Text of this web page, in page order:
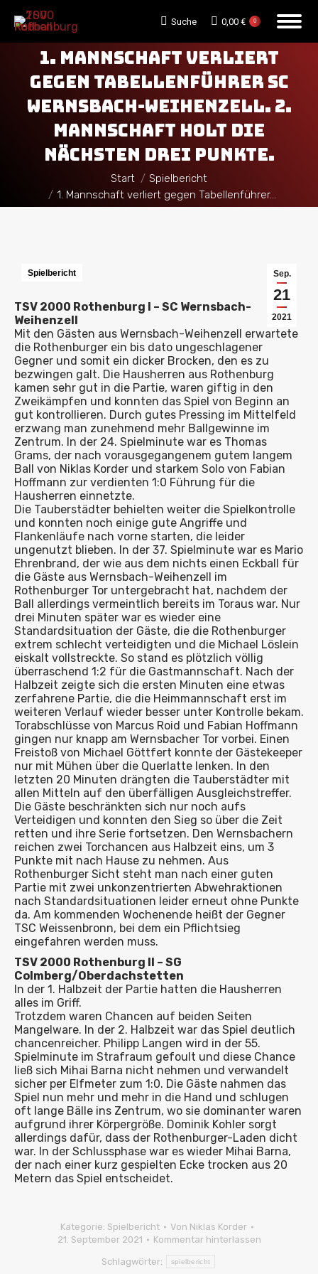
Search:
Suche 0,00 € 0
1. MANNSCHAFT VERLIERT
GEGEN TABELLENFÜHRER SC
WERNSBACH-WEIHENZELL. 2.
MANNSCHAFT HOLT DIE
NÄCHSTEN DREI PUNKTE.
Sie befinden sich hier:
Start
Spielbericht
1. Mannschaft verliert gegen Tabellenführer…
Sep.
21
2021
Spielbericht
TSV 2000 Rothenburg I – SC Wernsbach-
Weihenzell
Mit den Gästen aus Wernsbach-Weihenzell erwartete
die Rothenburger ein bis dato ungeschlagener
Gegner und somit ein dicker Brocken, den es zu
bezwingen galt. Die Hausherren aus Rothenburg
kamen sehr gut in die Partie, waren giftig in den
Zweikämpfen und konnten das Spiel von Beginn an
gut kontrollieren. Durch gutes Pressing im Mittelfeld
erzwang man zunehmend mehr Ballgewinne im
Zentrum. In der 24. Spielminute war es Thomas
Grams, der nach vorausgegangenem gutem langem
Ball von Niklas Korder und starkem Solo von Fabian
Hoffmann zur verdienten 1:0 Führung für die
Hausherren einnetzte.
Die Tauberstädter behielten weiter die Spielkontrolle
und konnten noch einige gute Angriffe und
Flankenläufe nach vorne starten, die leider
ungenutzt blieben. In der 37. Spielminute war es Mario
Ehrenbrand, der wie aus dem nichts einen Eckball für
die Gäste aus Wernsbach-Weihenzell im
Rothenburger Tor untergebracht hat, nachdem der
Ball allerdings vermeintlich bereits im Toraus war. Nur
drei Minuten später war es wieder eine
Standardsituation der Gäste, die die Rothenburger
extrem schlecht verteidigten und die Michael Löslein
eiskalt vollstreckte. So stand es plötzlich völlig
überraschend 1:2 für die Gastmannschaft. Nach der
Halbzeit zeigte sich die ersten Minuten eine etwas
zerfahrene Partie, die die Heimmannschaft erst im
weiteren Verlauf wieder besser unter Kontrolle bekam.
Torabschlüsse von Marcus Roid und Fabian Hoffmann
gingen nur knapp am Wernsbacher Tor vorbei. Einen
Freistoß von Michael Göttfert konnte der Gästekeeper
nur mit Mühen über die Querlatte lenken. In den
letzten 20 Minuten drängten die Tauberstädter mit
allen Mitteln auf den überfälligen Ausgleichstreffer.
Die Gäste beschränkten sich nur noch aufs
Verteidigen und konnten den Sieg so über die Zeit
retten und ihre Serie fortsetzen. Den Wernsbachern
reichen zwei Torchancen aus Halbzeit eins, um 3
Punkte mit nach Hause zu nehmen. Aus
Rothenburger Sicht steht man nach einer guten
Partie mit zwei unkonzentrierten Abwehraktionen
nach Standardsituationen leider erneut ohne Punkte
da. Am kommenden Wochenende heißt der Gegner
TSC Weissenbronn, bei dem ein Pflichtsieg
eingefahren werden muss.
TSV 2000 Rothenburg II – SG
Colmberg/Oberdachstetten
In der 1. Halbzeit der Partie hatten die Hausherren
alles im Griff.
Trotzdem waren Chancen auf beiden Seiten
Mangelware. In der 2. Halbzeit war das Spiel deutlich
chancenreicher. Philipp Langen wird in der 55.
Spielminute im Strafraum gefoult und diese Chance
ließ sich Mihai Barna nicht nehmen und verwandelt
sicher per Elfmeter zum 1:0. Die Gäste nahmen das
Spiel nun mehr und mehr in die Hand und schlugen
oft lange Bälle ins Zentrum, wo sie dominanter waren
aufgrund ihrer Körpergröße. Dominik Kohler sorgt
allerdings dafür, dass der Rothenburger-Laden dicht
war. In der Schlussphase war es wieder Mihai Barna,
der nach einer kurz gespielten Ecke trocken aus 20
Metern das Spiel entscheidet.
Kategorie: Spielbericht Von Niklas Korder
21. September 2021
Kommentar hinterlassen
Schlagwörter: spielbericht